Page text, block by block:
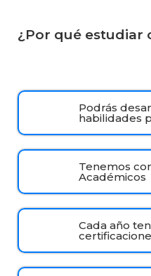
¿Por qué estudiar
Podrás
habilidades
Tenemos
Académicos
Cada año